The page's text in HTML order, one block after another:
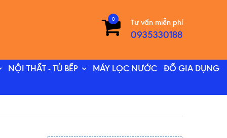
Tư vấn miễn phí
0935330188
0
NỘI THẤT - TỦ BẾP MÁY LỌC NƯỚC
ĐỒ GIA DỤNG